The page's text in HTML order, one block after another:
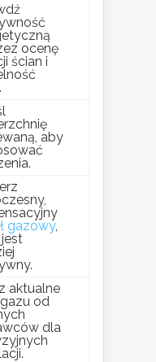
ocenę
ścian i
aby
gazowy,
aktualne
od
dla